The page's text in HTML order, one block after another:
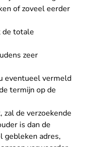
of zoveel eerder
de totale
zeer
eventueel vermeld
termijn op de
de verzoekende
is dan de
gebleken adres,